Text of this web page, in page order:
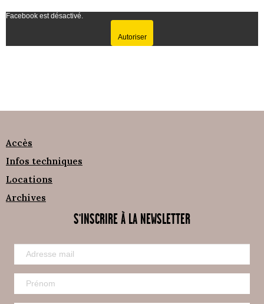
Facebook est désactivé.
Autoriser
Accès
Infos techniques
Locations
Archives
S'INSCRIRE À LA NEWSLETTER